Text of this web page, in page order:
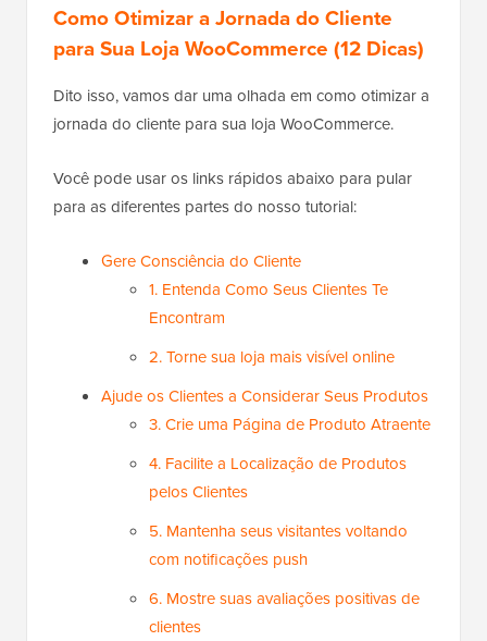
Como Otimizar a Jornada do Cliente
para Sua Loja WooCommerce (12 Dicas)
Dito isso, vamos dar uma olhada em como otimizar a
jornada do cliente para sua loja WooCommerce.
Você pode usar os links rápidos abaixo para pular
para as diferentes partes do nosso tutorial:
Gere Consciência do Cliente
1. Entenda Como Seus Clientes Te
Encontram
2. Torne sua loja mais visível online
Ajude os Clientes a Considerar Seus Produtos
3. Crie uma Página de Produto Atraente
4. Facilite a Localização de Produtos
pelos Clientes
5. Mantenha seus visitantes voltando
com notificações push
6. Mostre suas avaliações positivas de
clientes